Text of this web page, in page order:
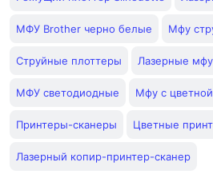
МФУ Brother черно белые Мфу
Струйные плоттеры Лазерные
МФУ светодиодные Мфу с
Принтеры-сканеры Цветные
Лазерный копир-принтер-сканер